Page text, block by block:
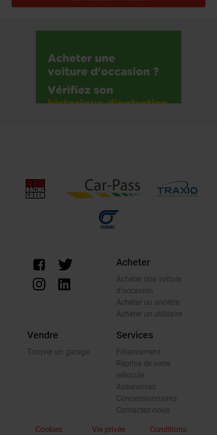
Acheter
Acheter une voiture
d'occasion
Acheter un ancêtre
Acheter un utilitaire
Vendre
Trouver un garage
Services
Financement
Reprise de votre
véhicule
Assurances
Concessionnaires
Contactez-nous
Cookies Vie privée Conditions